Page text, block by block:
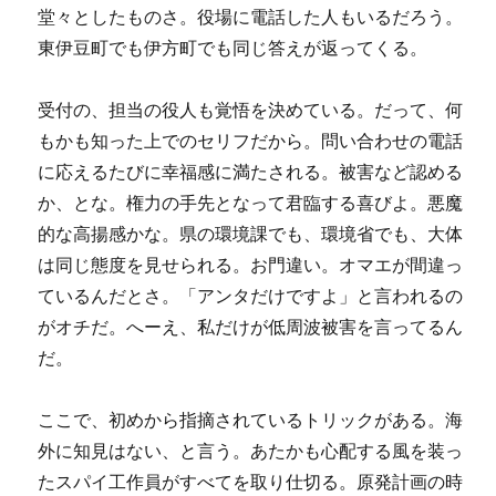
堂々としたものさ。役場に電話した人もいるだろう。
東伊豆町でも伊方町でも同じ答えが返ってくる。
受付の、担当の役人も覚悟を決めている。だって、何
もかも知った上でのセリフだから。問い合わせの電話
に応えるたびに幸福感に満たされる。被害など認める
か、とな。権力の手先となって君臨する喜びよ。悪魔
的な高揚感かな。県の環境課でも、環境省でも、大体
は同じ態度を見せられる。お門違い。オマエが間違っ
ているんだとさ。「アンタだけですよ」と言われるの
がオチだ。へーえ、私だけが低周波被害を言ってるん
だ。
ここで、初めから指摘されているトリックがある。海
外に知見はない、と言う。あたかも心配する風を装っ
たスパイ工作員がすべてを取り仕切る。原発計画の時